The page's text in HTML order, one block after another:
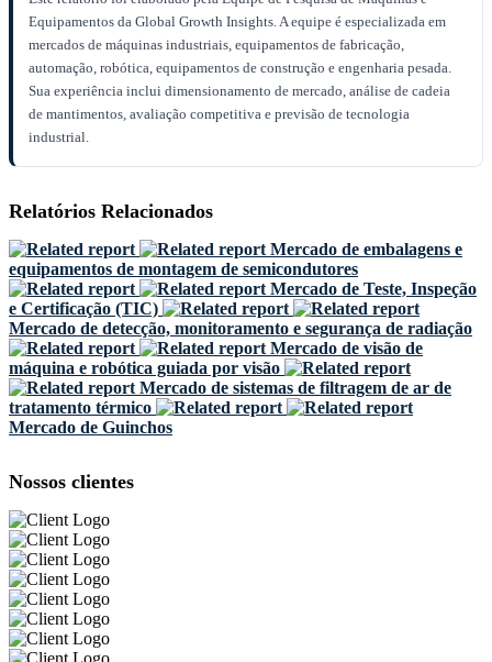
Equipamentos da Global Growth Insights. A equipe é especializada em
mercados de máquinas industriais, equipamentos de fabricação,
automação, robótica, equipamentos de construção e engenharia pesada.
Sua experiência inclui dimensionamento de mercado, análise de cadeia
de mantimentos, avaliação competitiva e previsão de tecnologia
industrial.
Relatórios Relacionados
Mercado de embalagens e
equipamentos de montagem de semicondutores
Mercado de Teste, Inspeção
e Certificação (TIC)
Mercado de detecção, monitoramento e segurança de radiação
Mercado de visão de
máquina e robótica guiada por visão
Mercado de sistemas de filtragem de ar de
tratamento térmico
Mercado de Guinchos
Nossos clientes